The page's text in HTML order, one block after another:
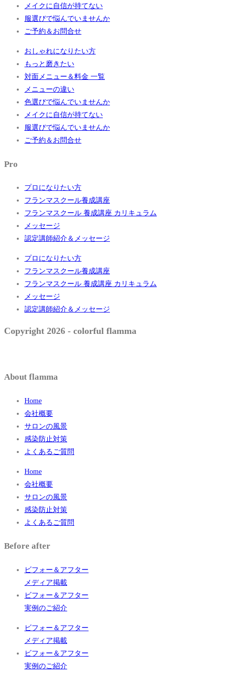
メイクに自信が持てない
服選びで悩んでいませんか
ご予約＆お問合せ
おしゃれになりたい方
もっと磨きたい
対面メニュー＆料金 一覧
メニューの違い
色選びで悩んでいませんか
メイクに自信が持てない
服選びで悩んでいませんか
ご予約＆お問合せ
Pro
プロになりたい方
フランマスクール養成講座
フランマスクール 養成講座 カリキュラム
メッセージ
認定講師紹介＆メッセージ
プロになりたい方
フランマスクール養成講座
フランマスクール 養成講座 カリキュラム
メッセージ
認定講師紹介＆メッセージ
Copyright 2026 - colorful flamma
About flamma
Home
会社概要
サロンの風景
感染防止対策
よくあるご質問
Home
会社概要
サロンの風景
感染防止対策
よくあるご質問
Before after
ビフォー＆アフター
メディア掲載
ビフォー＆アフター
実例のご紹介
ビフォー＆アフター
メディア掲載
ビフォー＆アフター
実例のご紹介